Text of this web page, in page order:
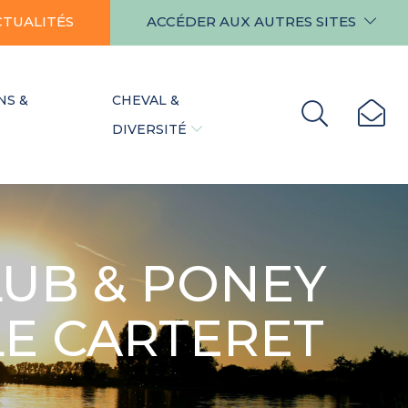
ACCÉDER AUX AUTRES SITES
&
CHEVAL &
DIVERSITÉ
& PONEY
CARTERET